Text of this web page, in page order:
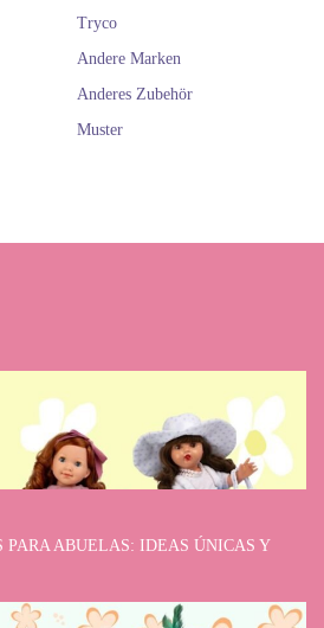
Tryco
Andere Marken
Anderes Zubehör
Muster
PARA ABUELAS: IDEAS ÚNICAS Y